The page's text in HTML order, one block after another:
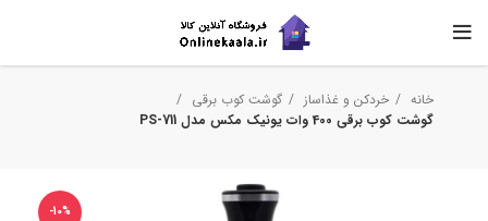
خانه خردکن و غذاساز
گوشت کوب برقی
گوشت کوب برقی 400 وات یونیک مکس مدل PS-711
-10%